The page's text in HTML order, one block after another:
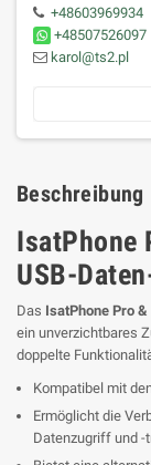
+48603969934
+48507526097
karol@ts2.pl
Beschreibung
IsatPhone
USB-
Das IsatPhone Pro
ein unverzichtbares
doppelte
Kompatibel mit
Ermöglicht die
Datenzugriff und -